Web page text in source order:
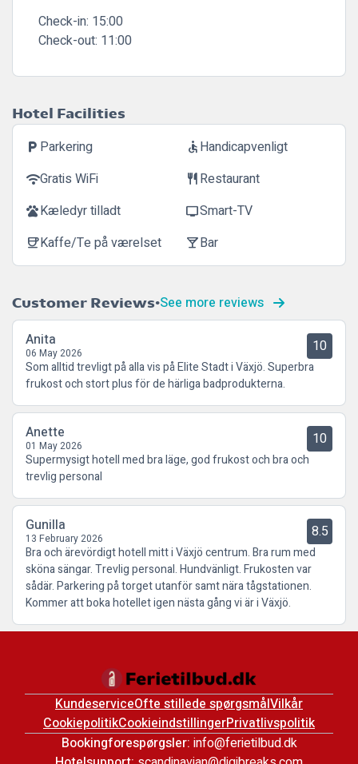
Check-in: 15:00
Check-out: 11:00
Hotel Facilities
local_parking Parkering accessibleHandicapvenligt
wifiGratis WiFi restaurantRestaurant
petsKæledyr tilladt tvSmart-TV
coffeeKaffe/Te på værelset local_barBar
Customer Reviews See more reviews
Anita
06 May 2026 10
Som alltid trevligt på alla vis på Elite Stadt i Växjö. Superbra
frukost och stort plus för de härliga badprodukterna.
Anette
01 May 2026 10
Supermysigt hotell med bra läge, god frukost och bra och
trevlig personal
Gunilla
13 February 2026 8.5
Bra och ärevördigt hotell mitt i Växjö centrum. Bra rum med
sköna sängar. Trevlig personal. Hundvänligt. Frukosten var
sådär. Parkering på torget utanför samt nära tågstationen.
Kommer att boka hotellet igen nästa gång vi är i Växjö.
KundeserviceOfte stillede spørgsmålVilkår
CookiepolitikCookieindstillingerPrivatlivspolitik
Bookingforespørgsler: info@ferietilbud.dk